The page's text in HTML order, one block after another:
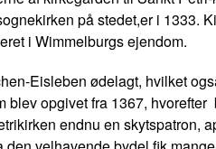
på stedet,er i 1333.
i Wimmelburgs ejendom.
Eisleben ødelagt, hvilket
opgivet fra 1367,
endnu en skytspatron,